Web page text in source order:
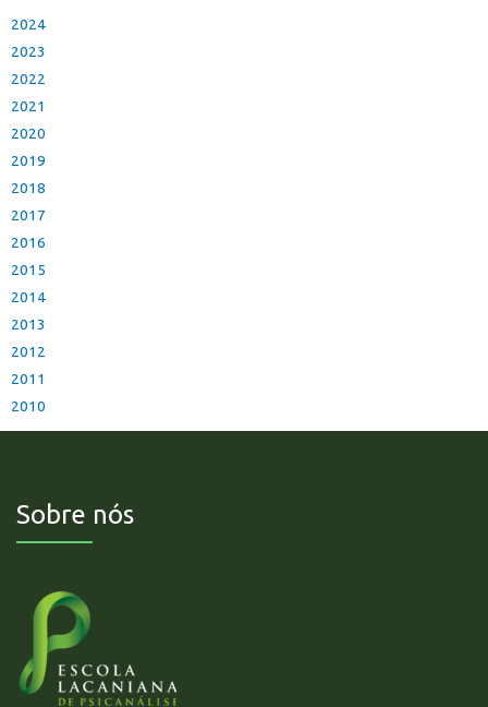
2024
2023
2022
2021
2020
2019
2018
2017
2016
2015
2014
2013
2012
2011
2010
Sobre nós